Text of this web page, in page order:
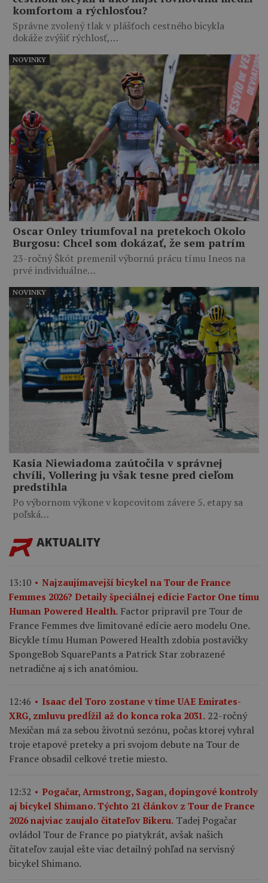
komfortom a rýchlosťou?
Správne zvolený tlak v plášťoch cestného bicykla
dokáže zvýšiť rýchlosť,…
Oscar Onley triumfoval na pretekoch Okolo
Burgosu: Chcel som dokázať, že sem patrím
23-ročný Škót premenil výbornú prácu tímu Ineos na
prvé individuálne…
NOVINKY
Kasia Niewiadoma zaútočila v správnej
chvíli, Vollering ju však tesne pred cieľom
predstihla
Po výbornom výkone v kopcovitom závere 5. etapy sa
poľská…
NOVINKY
AKTUALITY
13:10
Najzaujímavejší bicykel na Tour de France
Femmes 2026? Detaily špeciálnej edície Factor One tímu
Human Powered Health. Factor pripravil pre Tour de
France Femmes dve limitované edície aero modelu One.
Bicykle tímu Human Powered Health zdobia postavičky
SpongeBob SquarePants a Patrick Star zobrazené
netradične aj s ich anatómiou.
12:46
Isaac del Toro zostane v tíme UAE Emirates-
XRG, zmluvu predĺžil až do konca roka 2031. 22-ročný
Mexičan má za sebou životnú sezónu, počas ktorej vyhral
troje etapové preteky a pri svojom debute na Tour de
France obsadil celkové tretie miesto.
12:32
Pogačar, Armstrong, Sagan, dopingové kontroly
aj bicykel Shimano. Týchto 21 článkov z Tour de France
2026 najviac zaujalo čitateľov Bikeru. Tadej Pogačar
ovládol Tour de France po piatykrát, avšak našich
čitateľov zaujal ešte viac detailný pohľad na servisný
bicykel Shimano.